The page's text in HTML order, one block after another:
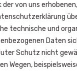
von uns
technische und
Daten
Schutz nicht
Wegen,